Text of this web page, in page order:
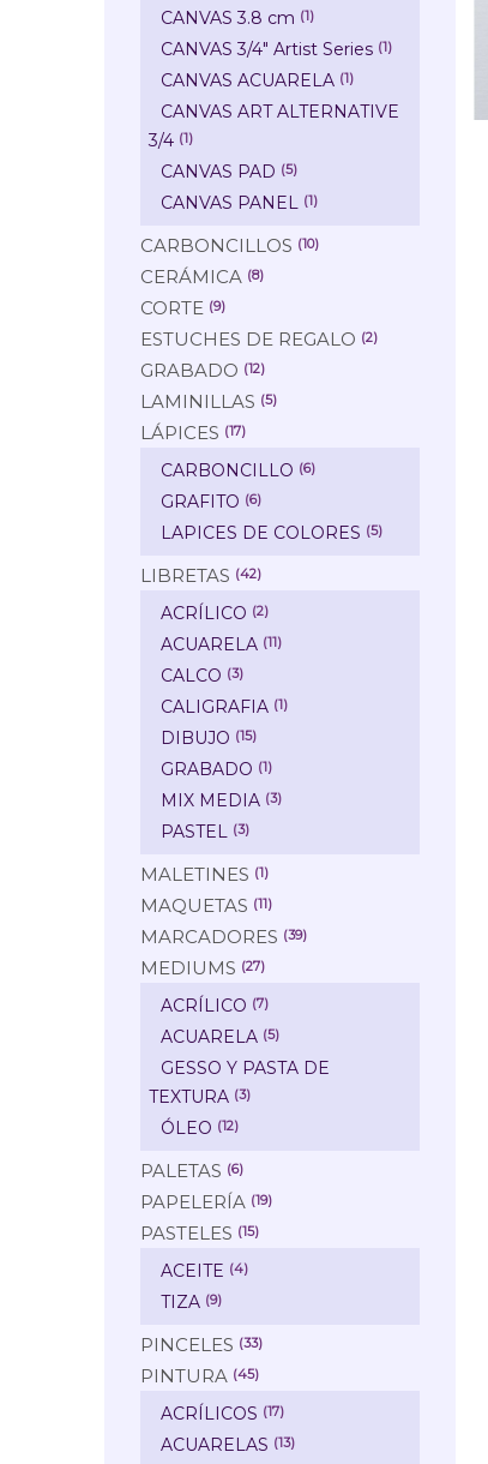
CANVAS 3.8 cm (1)
CANVAS 3/4" Artist Series (1)
CANVAS ACUARELA (1)
CANVAS ART ALTERNATIVE
3/4 (1)
CANVAS PAD (5)
CANVAS PANEL (1)
CARBONCILLOS (10)
CERÁMICA (8)
CORTE (9)
ESTUCHES DE REGALO (2)
GRABADO (12)
LAMINILLAS (5)
LÁPICES (17)
CARBONCILLO (6)
GRAFITO (6)
LAPICES DE COLORES (5)
LIBRETAS (42)
ACRÍLICO (2)
ACUARELA (11)
CALCO (3)
CALIGRAFIA (1)
DIBUJO (15)
GRABADO (1)
MIX MEDIA (3)
PASTEL (3)
MALETINES (1)
MAQUETAS (11)
MARCADORES (39)
MEDIUMS (27)
ACRÍLICO (7)
ACUARELA (5)
GESSO Y PASTA DE
TEXTURA (3)
ÓLEO (12)
PALETAS (6)
PAPELERÍA (19)
PASTELES (15)
ACEITE (4)
TIZA (9)
PINCELES (33)
PINTURA (45)
ACRÍLICOS (17)
ACUARELAS (13)